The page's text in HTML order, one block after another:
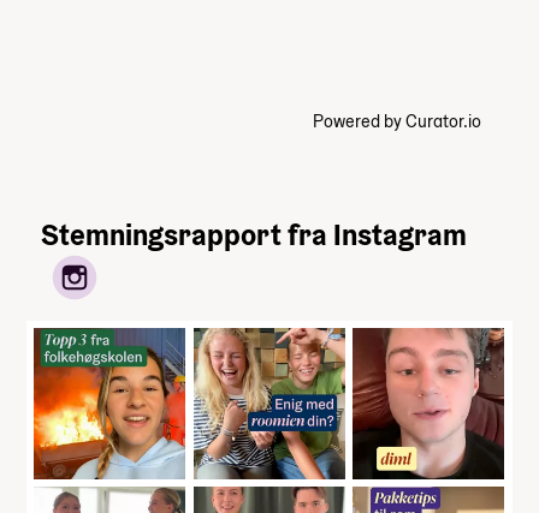
Powered by Curator.io
Stemningsrapport fra Instagram